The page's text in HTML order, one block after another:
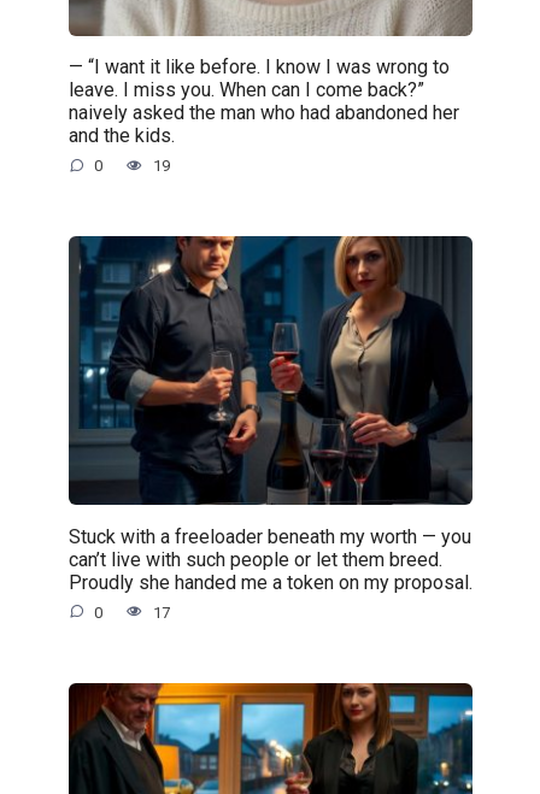
— “I want it like before. I know I was wrong to
leave. I miss you. When can I come back?”
naively asked the man who had abandoned her
and the kids.
0 19
Stuck with a freeloader beneath my worth — you
can’t live with such people or let them breed.
Proudly she handed me a token on my proposal.
0 17